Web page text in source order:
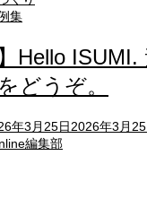
集
Hello ISUMI.
どうぞ。
年3月25日2026年3月25
編集部